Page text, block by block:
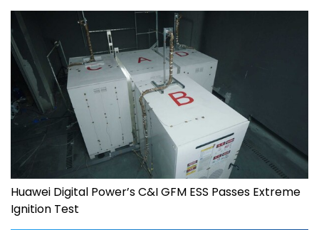
Huawei Digital Power’s C&I GFM ESS Passes Extreme
Ignition Test